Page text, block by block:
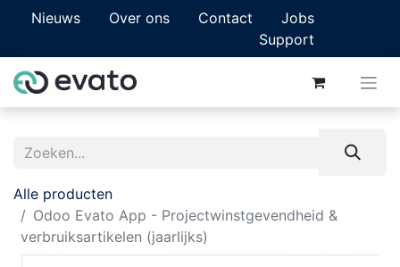
Nieuws Over ons Contact
Jobs
Support
Alle producten
Odoo Evato App - Projectwinstgevendheid &
verbruiksartikelen (jaarlijks)